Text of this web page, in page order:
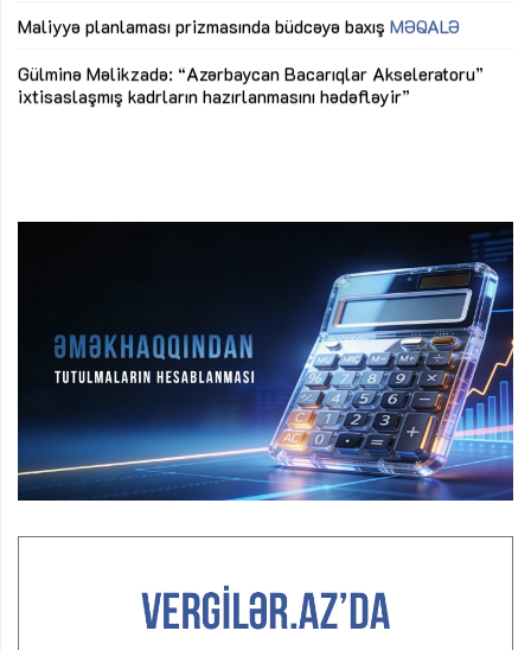
Maliyyə planlaması prizmasında büdcəyə baxış MƏQALƏ
Gülminə Məlikzadə: “Azərbaycan Bacarıqlar Akseleratoru”
ixtisaslaşmış kadrların hazırlanmasını hədəfləyir”